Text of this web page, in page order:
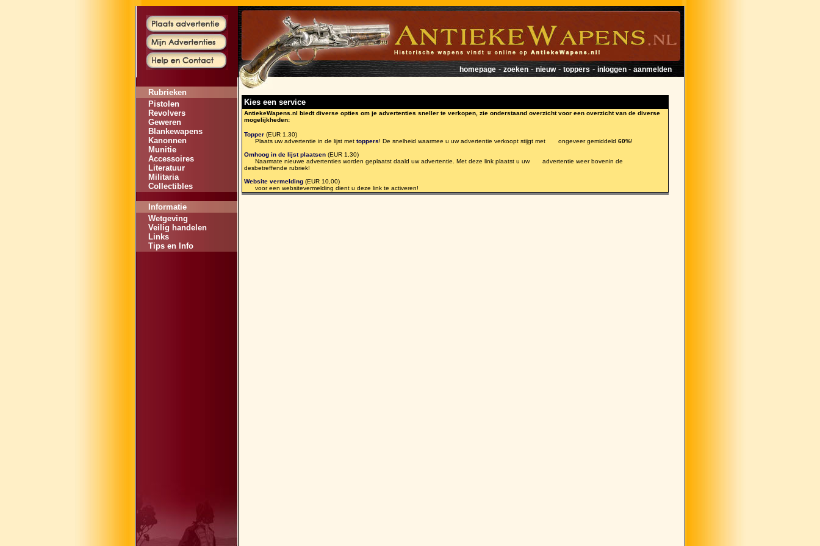
Rubrieken
Pistolen
Revolvers
Geweren
Blankewapens
Kanonnen
Munitie
Accessoires
Literatuur
Militaria
Collectibles
Informatie
Wetgeving
Veilig handelen
Links
Tips en Info
homepage-zoeken-nieuw- toppers- inloggen - aanmelden
Kies een service
AntiekeWapens.nl biedt diverse opties om je advertenties sneller te verkopen, zie onderstaand overzicht voor een overzicht van de diverse
mogelijkheden:
Topper (EUR 1,30)
Plaats uw advertentie in de lijst met toppers! De snelheid waarmee u uw advertentie verkoopt stijgt met ongeveer gemiddeld 60%!
Omhoog in de lijst plaatsen (EUR 1,30)
Naarmate nieuwe advertenties worden geplaatst daald uw advertentie. Met deze link plaatst u uw advertentie weer bovenin de
desbetreffende rubriek!
Website vermelding (EUR 10,00)
voor een websitevermelding dient u deze link te activeren!